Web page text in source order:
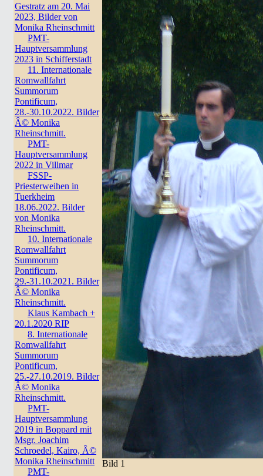
Gestratz am 20. Mai
2023, Bilder von
Monika Rheinschmitt
PMT-
Hauptversammlung
2023 in Schifferstadt
11. Internationale
Romwallfahrt
Summorum
Pontificum,
28.-30.10.2022. Bilder
Â© Monika
Rheinschmitt.
PMT-
Hauptversammlung
2022 in Villmar
FSSP-
Priesterweihen in
Tuerkheim
18.06.2022. Bilder
von Monika
Rheinschmitt.
10. Internationale
Romwallfahrt
Summorum
Pontificum,
29.-31.10.2021. Bilder
Â© Monika
Rheinschmitt.
Klaus Kambach +
20.1.2020 RIP
8. Internationale
Romwallfahrt
Summorum
Pontificum,
25.-27.10.2019. Bilder
Â© Monika
Rheinschmitt.
PMT-
Hauptversammlung
2019 in Boppard mit
Msgr. Joachim
Schroedel, Kairo, Â©
Monika Rheinschmitt
PMT-
Bild 1